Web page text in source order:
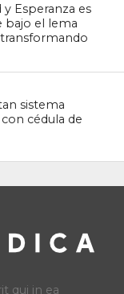
y Esperanza es
bajo el lema
sistema
cédula de
qui in ea